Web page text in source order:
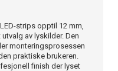
strips opptil 12 mm,
av lyskilder. Den
monteringsprosessen
praktiske brukeren.
finish der lyset